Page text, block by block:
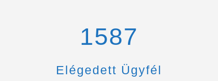
1670
Elégedett Ügyfél